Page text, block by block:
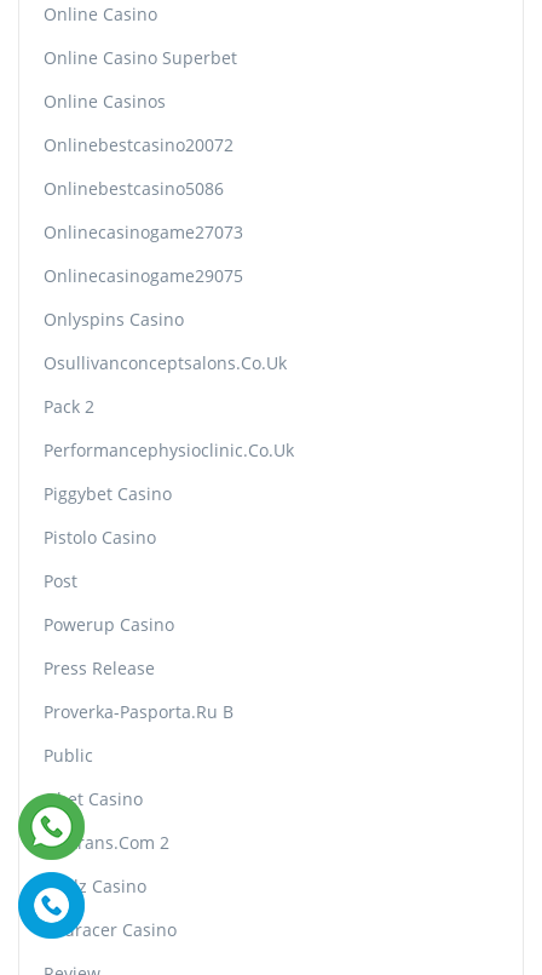
Online Casino
Online Casino Superbet
Online Casinos
Onlinebestcasino20072
Onlinebestcasino5086
Onlinecasinogame27073
Onlinecasinogame29075
Onlyspins Casino
Osullivanconceptsalons.co.uk
Pack 2
Performancephysioclinic.co.uk
Piggybet Casino
Pistolo Casino
Post
Powerup Casino
Press Release
Proverka-Pasporta.ru B
Public
Qbet Casino
Rbttrans.com 2
Realz Casino
Redracer Casino